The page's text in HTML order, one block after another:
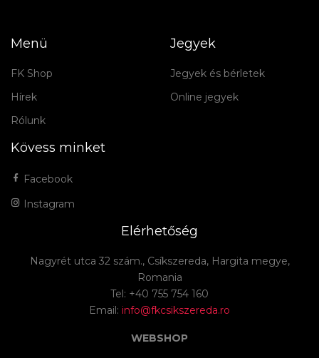
Menü
FK Shop
Hírek
Rólunk
Jegyek
Jegyek és bérletek
Online jegyek
Kövess minket
Facebook
Instagram
Elérhetőség
Nagyrét utca 32 szám., Csíkszereda, Hargita megye,
Romania
Tel: +40 755 754 160
Email: info@fkcsikszereda.ro
WEBSHOP